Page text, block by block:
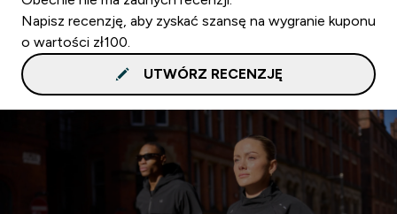
Napisz recenzję, aby zyskać szansę na wygranie kuponu
o wartości zł100.
UTWÓRZ RECENZJĘ